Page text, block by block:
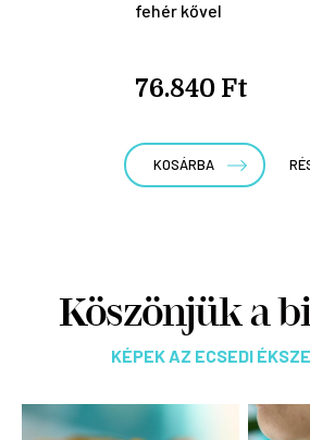
fehér kővel
76.840 Ft
KOSÁRBA
Köszönjük a
KÉPEK AZ ECSEDI